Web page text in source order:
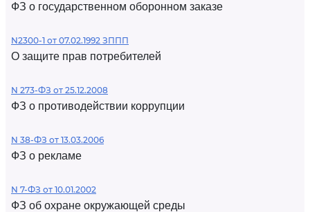
ФЗ о государственном оборонном заказе
N2300-1 от 07.02.1992 ЗППП
О защите прав потребителей
N 273-ФЗ от 25.12.2008
ФЗ о противодействии коррупции
N 38-ФЗ от 13.03.2006
ФЗ о рекламе
N 7-ФЗ от 10.01.2002
ФЗ об охране окружающей среды